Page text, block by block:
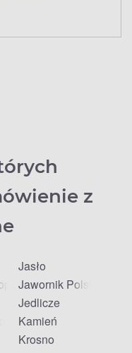
z
Jasło
Jawornik Polski
Jedlicze
Kamień
Krosno